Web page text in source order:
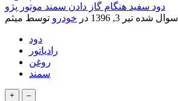
دود سفید هنگام گاز دادن سمند موتور پژو
سوال شده تیر 3, 1396 در خودرو توسط ميثم
دود
رادیاتور
روغن
سمند